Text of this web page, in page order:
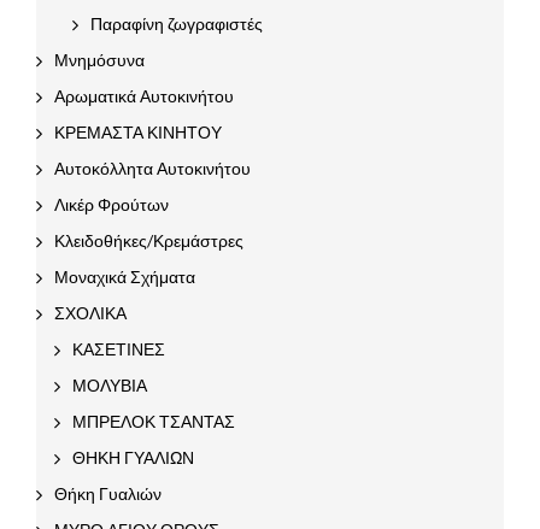
Παραφίνη ζωγραφιστές
Μνημόσυνα
Αρωματικά Αυτοκινήτου
ΚΡΕΜΑΣΤΑ ΚΙΝΗΤΟΥ
Αυτοκόλλητα Αυτοκινήτου
Λικέρ Φρούτων
Κλειδοθήκες/Κρεμάστρες
Μοναχικά Σχήματα
ΣΧΟΛΙΚΑ
ΚΑΣΕΤΙΝΕΣ
ΜΟΛΥΒΙΑ
ΜΠΡΕΛΟΚ ΤΣΑΝΤΑΣ
ΘΗΚΗ ΓΥΑΛΙΩΝ
Θήκη Γυαλιών